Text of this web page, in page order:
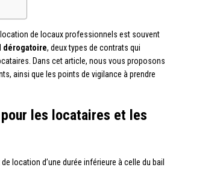
de locaux professionnels est souvent
dérogatoire, deux types de contrats qui
Dans cet article, nous vous proposons
ainsi que les points de vigilance à prendre
les locataires et les
location d’une durée inférieure à celle du bail